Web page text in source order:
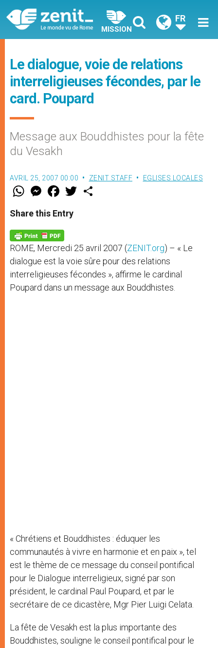
MISSION
FR
Le dialogue, voie de relations
interreligieuses fécondes, par le
card. Poupard
Message aux Bouddhistes pour la fête
du Vesakh
AVRIL 25, 2007 00:00 ZENIT STAFF EGLISES LOCALES
W
t
s
p
p
M
e
s
e
g
e
r
F
a
e
b
o
k
w
Share this Entry
ROME, Mercredi 25 avril 2007 (ZENIT.org) – « Le
dialogue est la voie sûre pour des relations
interreligieuses fécondes », affirme le cardinal
Poupard dans un message aux Bouddhistes.
« Chrétiens et Bouddhistes : éduquer les
communautés à vivre en harmonie et en paix », tel
est le thème de ce message du conseil pontifical
pour le Dialogue interreligieux, signé par son
président, le cardinal Paul Poupard, et par le
secrétaire de ce dicastère, Mgr Pier Luigi Celata.
La fête de Vesakh est la plus importante des
Bouddhistes, souligne le conseil pontifical pour le